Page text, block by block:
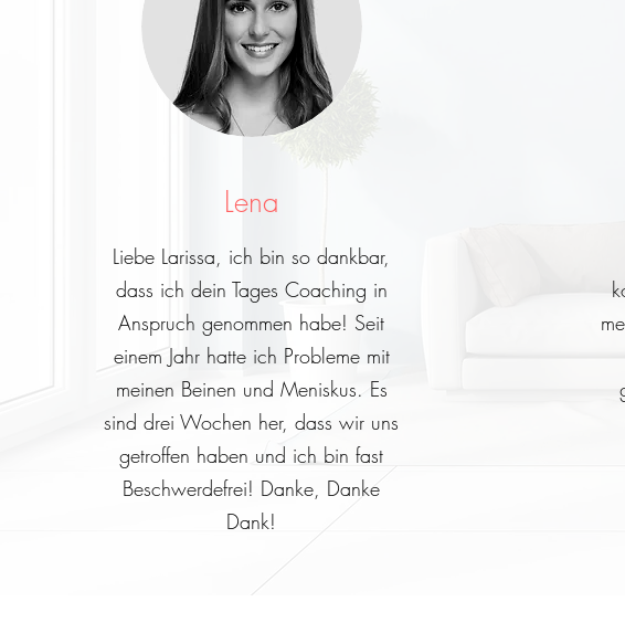
Lena
Liebe Larissa, ich bin so dankbar,
dass ich dein Tages Coaching in
Anspruch genommen habe! Seit
einem Jahr hatte ich Probleme mit
meinen Beinen und Meniskus. Es
sind drei Wochen her, dass wir uns
getroffen haben und ich bin fast
Beschwerdefrei! Danke, Danke
Dank!